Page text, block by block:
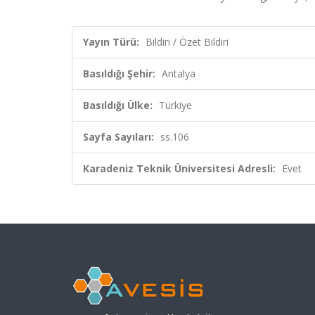
Yayın Türü: Bildiri / Özet Bildiri
Basıldığı Şehir: Antalya
Basıldığı Ülke: Türkiye
Sayfa Sayıları: ss.106
Karadeniz Teknik Üniversitesi Adresli: Evet